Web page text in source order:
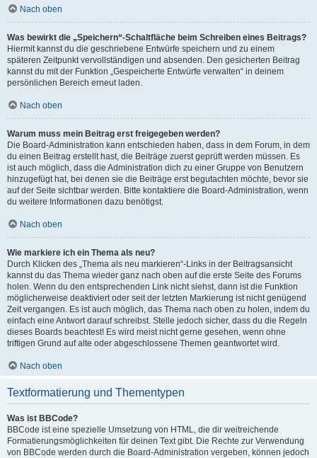
Nach oben
Was bewirkt die „Speichern“-Schaltfläche beim Schreiben eines Beitrags?
Hiermit kannst du die geschriebene Entwürfe speichern und zu einem
späteren Zeitpunkt vervollständigen und absenden. Den gesicherten Beitrag
kannst du mit der Funktion „Gespeicherte Entwürfe verwalten“ in deinem
persönlichen Bereich erneut laden.
Nach oben
Warum muss mein Beitrag erst freigegeben werden?
Die Board-Administration kann entschieden haben, dass in dem Forum, in dem
du einen Beitrag erstellt hast, die Beiträge zuerst geprüft werden müssen. Es
ist auch möglich, dass die Administration dich zu einer Gruppe von Benutzern
hinzugefügt hat, bei denen sie die Beiträge erst begutachten möchte, bevor sie
auf der Seite sichtbar werden. Bitte kontaktiere die Board-Administration, wenn
du weitere Informationen dazu benötigst.
Nach oben
Wie markiere ich ein Thema als neu?
Durch Klicken des „Thema als neu markieren“-Links in der Beitragsansicht
kannst du das Thema wieder ganz nach oben auf die erste Seite des Forums
holen. Wenn du den entsprechenden Link nicht siehst, dann ist die Funktion
möglicherweise deaktiviert oder seit der letzten Markierung ist nicht genügend
Zeit vergangen. Es ist auch möglich, das Thema nach oben zu holen, indem du
einfach eine Antwort darauf schreibst. Stelle jedoch sicher, dass du die Regeln
dieses Boards beachtest! Es wird meist nicht gerne gesehen, wenn ohne
triftigen Grund auf alte oder abgeschlossene Themen geantwortet wird.
Nach oben
Textformatierung und Thementypen
Was ist BBCode?
BBCode ist eine spezielle Umsetzung von HTML, die dir weitreichende
Formatierungsmöglichkeiten für deinen Text gibt. Die Rechte zur Verwendung
von BBCode werden durch die Board-Administration vergeben, können jedoch